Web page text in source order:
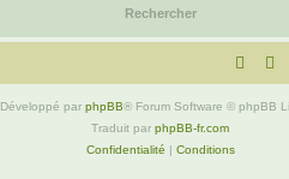
Développé par phpBB® Forum Software © phpBB
Traduit par phpBB-fr.com
Confidentialité | Conditions